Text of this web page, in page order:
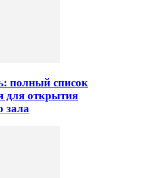
полный список
для открытия
зала